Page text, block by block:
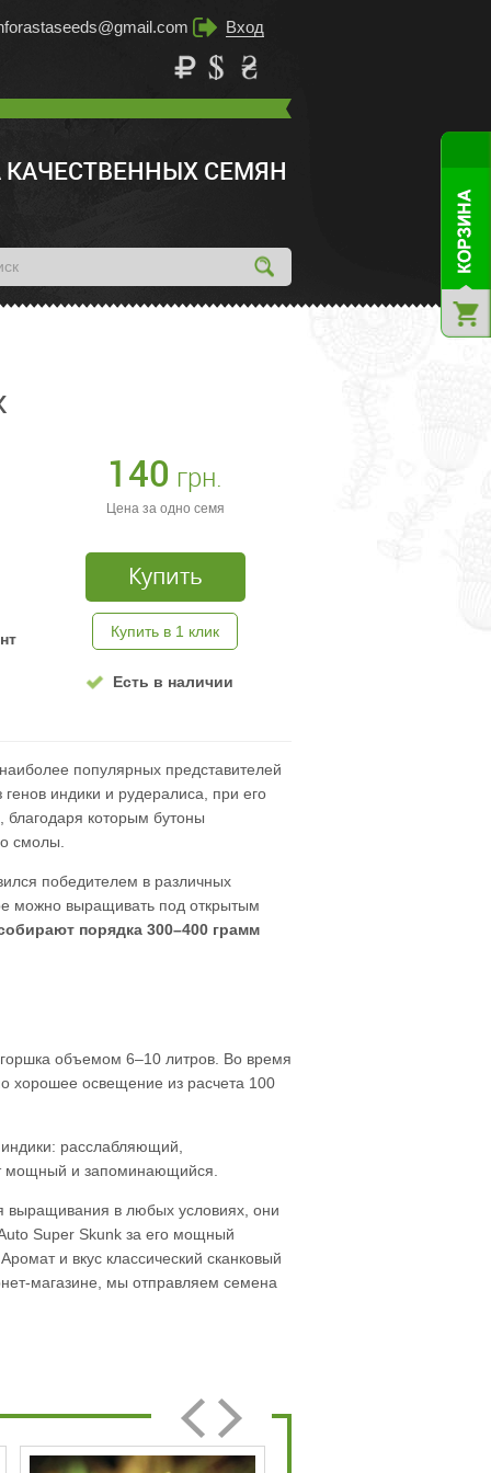
Вход
СЕМЯН
140 грн.
Цена за одно семя
Купить
Купить в 1 клик
Есть в наличии
популярных представителей
индики и рудералиса, при его
благодаря которым бутоны
смолы.
победителем в различных
можно выращивать под открытым
порядка 300–400 грамм
объемом 6–10 литров. Во время
хорошее освещение из расчета 100
расслабляющий,
мощный и запоминающийся.
выращивания в любых условиях, они
Super Skunk за его мощный
и вкус классический сканковый
магазине, мы отправляем семена